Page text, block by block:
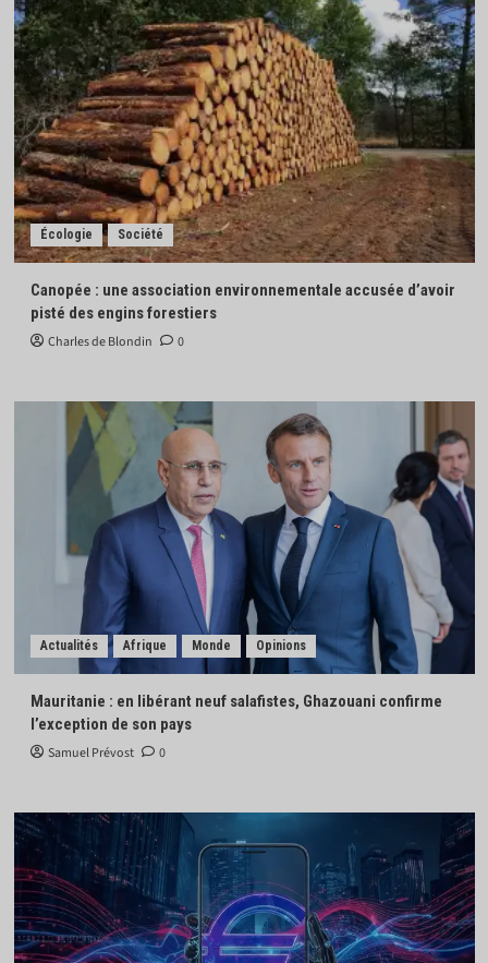
Écologie Société
Canopée : une association environnementale accusée d’avoir
pisté des engins forestiers
Charles de Blondin 0
Actualités Afrique Monde Opinions
Mauritanie : en libérant neuf salafistes, Ghazouani confirme
l’exception de son pays
Samuel Prévost 0